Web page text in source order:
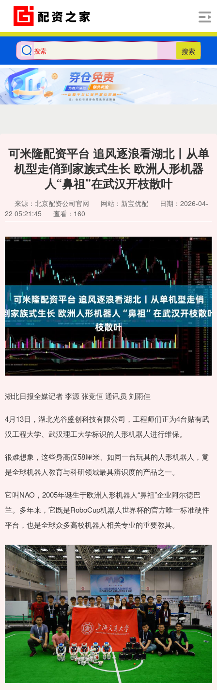
搜索
可米隆配资平台 追风逐浪看湖北丨从单
机型走俏到家族式生长 欧洲人形机器
人“鼻祖”在武汉开枝散叶
来源：北京配资公司官网 网站：新宝优配
日期：2026-04-
22 05:21:45
查看：160
湖北日报全媒记者 李源 张竞恒 通讯员 刘雨佳
4月13日，湖北光谷盛创科技有限公司，工程师们正为4台贴有武
汉工程大学、武汉理工大学标识的人形机器人进行维保。
很难想象，这些身高仅58厘米、如同一台玩具的人形机器人，竟
是全球机器人教育与科研领域最具辨识度的产品之一。
它叫NAO，2005年诞生于欧洲人形机器人“鼻祖”企业阿尔德巴
兰。多年来，它既是RoboCup机器人世界杯的官方唯一标准硬件
平台，也是全球众多高校机器人相关专业的重要教具。